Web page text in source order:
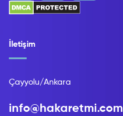
İletişim
Çayyolu/Ankara
info@hakaretmi.com